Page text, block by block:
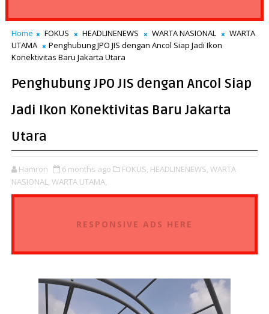
Home FOKUS HEADLINENEWS WARTA NASIONAL
WARTA
UTAMA
Penghubung JPO JIS dengan Ancol Siap Jadi Ikon
Konektivitas Baru Jakarta Utara
Penghubung JPO JIS dengan Ancol Siap
Jadi Ikon Konektivitas Baru Jakarta
Utara
Hamron 6 months ago FOKUS, HEADLINENEWS, WARTA
NASIONAL, WARTA UTAMA,
RESPONSIVE ADS HERE